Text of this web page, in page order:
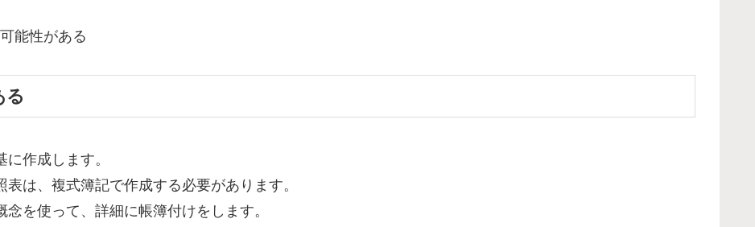
能性がある
る
作成します。
は、複式簿記で作成する必要があります。
を使って、詳細に帳簿付けをします。